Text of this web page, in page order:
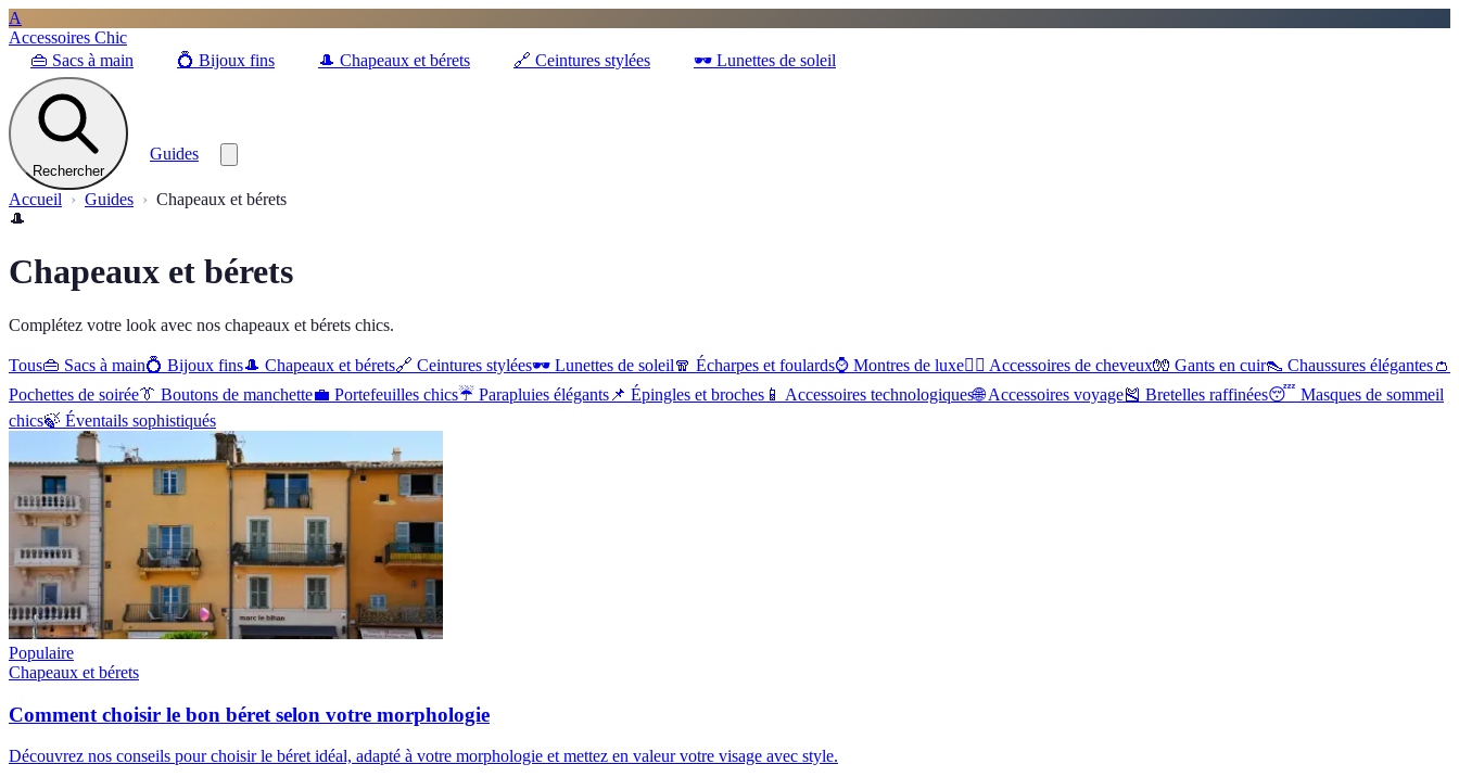
A
Accessoires Chic
👜 Sacs à main 💍 Bijoux fins 🎩 Chapeaux et bérets 🔗 Ceintures stylées 🕶️ Lunettes de soleil
Rechercher
Guides
Accueil Guides
Chapeaux et bérets
🎩
Chapeaux et bérets
Complétez votre look avec nos chapeaux et bérets chics.
Tous👜 Sacs à main💍 Bijoux fins🎩 Chapeaux et bérets🔗 Ceintures stylées🕶️ Lunettes de soleil🧣 Écharpes et foulards⌚ Montres de luxe💇‍♀️ Accessoires de cheveux🧤 Gants en cuir👠 Chaussures élégantes👛
Pochettes de soirée👔 Boutons de manchette💼 Portefeuilles chics☔ Parapluies élégants 📌 Épingles et broches 📱 Accessoires technologiques🌐 Accessoires voyage🎽 Bretelles raffinées😴 Masques de sommeil
chics🍃 Éventails sophistiqués
Populaire
Chapeaux et bérets
Comment choisir le bon béret selon votre morphologie
Découvrez nos conseils pour choisir le béret idéal, adapté à votre morphologie et mettez en valeur votre visage avec style.